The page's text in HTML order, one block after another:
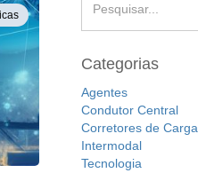
Categorias
Agentes
Condutor Central
Corretores de Carga
Intermodal
Tecnologia